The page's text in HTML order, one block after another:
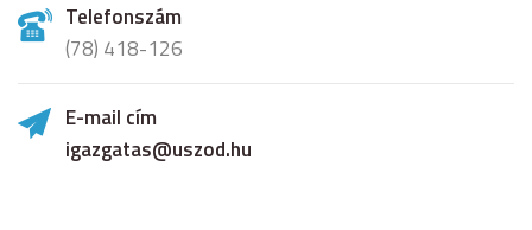
Telefonszám
(78) 418-126
E-mail cím
igazgatas@uszod.hu